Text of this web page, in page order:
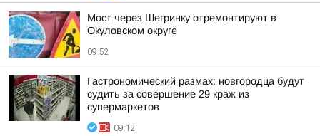
Мост через Шегринку отремонтируют в
Окуловском округе
09:52
Гастрономический размах: новгородца будут
судить за совершение 29 краж из
супермаркетов
09:12